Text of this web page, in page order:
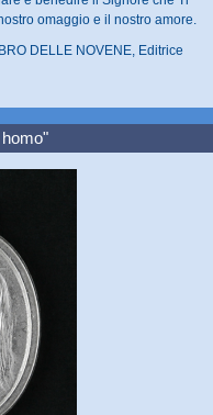
omaggio e il nostro amore.
DELLE NOVENE, Editrice